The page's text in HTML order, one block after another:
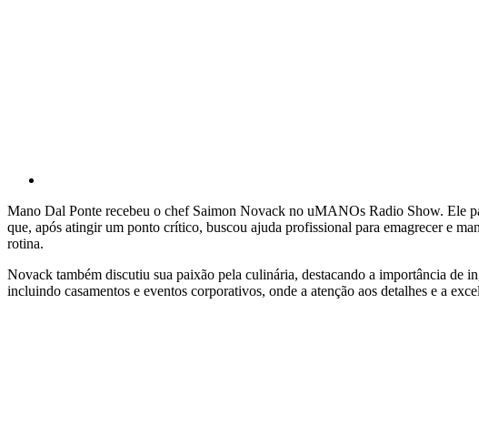
Mano Dal Ponte recebeu o chef Saimon Novack no uMANOs Radio Show. Ele
que, após atingir um ponto crítico, buscou ajuda profissional para emagrecer e
rotina.
Novack também discutiu sua paixão pela culinária, destacando a importância de
incluindo casamentos e eventos corporativos, onde a atenção aos detalhes e a